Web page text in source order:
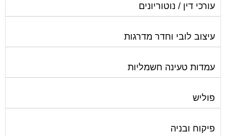
עורכי דין / נוטוריונים
עיצוב לובי וחדר מדרגות
עמדות טעינה חשמליות
פוליש
פיקוח ובניה